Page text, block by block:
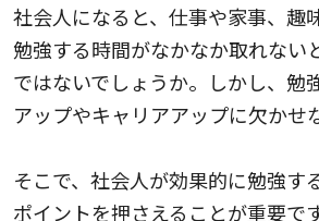
社会人になると、仕事や家事、趣
勉強する時間がなかなか取れない
ではないでしょうか。しかし、勉
アップやキャリアアップに欠かせ
そこで、社会人が効果的に勉強す
ポイントを押さえることが重要です